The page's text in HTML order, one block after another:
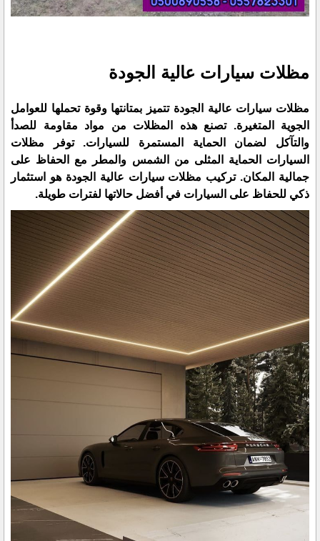
مظلات سيارات عالية الجودة
مظلات سيارات عالية الجودة تتميز بمتانتها وقوة تحملها للعوامل
الجوية المتغيرة. تصنع هذه المظلات من مواد مقاومة للصدأ
والتآكل لضمان الحماية المستمرة للسيارات. توفر مظلات
السيارات الحماية المثلى من الشمس والمطر مع الحفاظ على
جمالية المكان. تركيب مظلات سيارات عالية الجودة هو استثمار
ذكي للحفاظ على السيارات في أفضل حالاتها لفترات طويلة.